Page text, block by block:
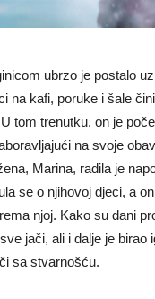
ubrzo je postalo
na kafi, poruke i šale
tom trenutku, on je
na svoje
Marina, radila je
se o njihovoj djeci, a
njoj. Kako su dani
jači, ali i dalje je birao
sa stvarnošću.